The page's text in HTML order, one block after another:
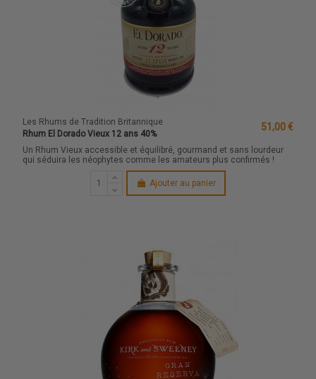
Les Rhums de Tradition Britannique
Rhum El Dorado Vieux 12 ans 40%
51,00 €
Un Rhum Vieux accessible et équilibré, gourmand et sans lourdeur
qui séduira les néophytes comme les amateurs plus confirmés !
Ajouter au panier